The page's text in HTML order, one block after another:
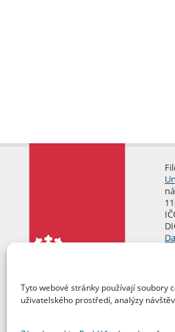
Tyto webové stránky používají soubory
uživatelského prostředí, analýzy